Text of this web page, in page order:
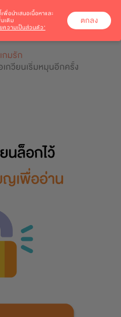
กมรัก
กวียนเริ่มหมุนอีกครั้ง
พื่อนำเสนอเนื้อหาและ
เติม
ความเป็นส่วนตัว’
ตกลง